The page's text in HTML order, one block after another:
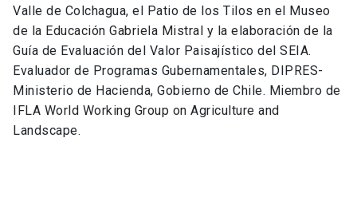
Valle de Colchagua, el Patio de los Tilos en el Museo
de la Educación Gabriela Mistral y la elaboración de la
Guía de Evaluación del Valor Paisajístico del SEIA.
Evaluador de Programas Gubernamentales, DIPRES-
Ministerio de Hacienda, Gobierno de Chile. Miembro de
IFLA World Working Group on Agriculture and
Landscape.